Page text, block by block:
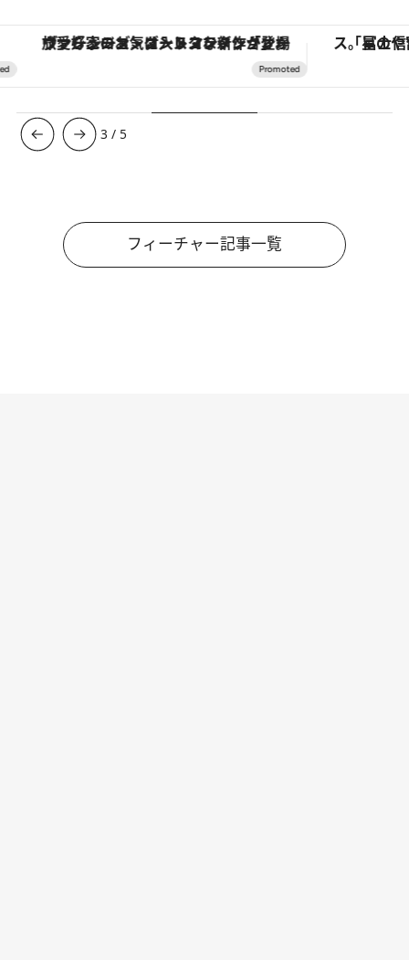
ヴァシュロン・コンスタンタン「オーヴァーシーズ・オートマティック」。旅愛好家のお気に入りコレクションから、ジェンダーレスな新作が登場
3 / 5
フィーチャー記事一覧